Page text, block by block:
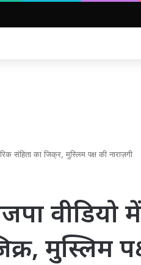
संहिता का जिक्र, मुस्लिम पक्ष की नाराज़गी
वीडियो
मुस्लिम